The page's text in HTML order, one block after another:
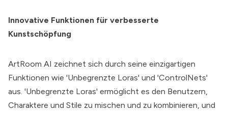
Innovative Funktionen für verbesserte
Kunstschöpfung
ArtRoom AI zeichnet sich durch seine einzigartigen
Funktionen wie 'Unbegrenzte Loras' und 'ControlNets'
aus. 'Unbegrenzte Loras' ermöglicht es den Benutzern,
Charaktere und Stile zu mischen und zu kombinieren, und